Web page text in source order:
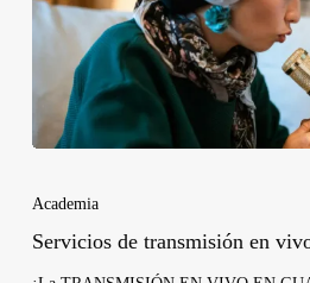
Academia
Servicios de transmisión en